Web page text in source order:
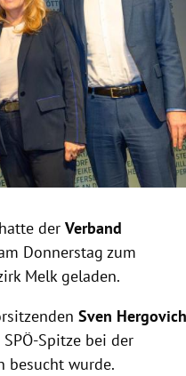
derVerband
Donnerstag zum
Melk geladen.
Sven Hergovich
Spitze bei der
besucht wurde.